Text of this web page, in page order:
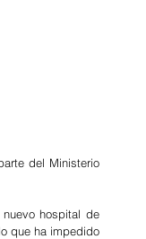
del Ministerio
hospital de
que ha impedido